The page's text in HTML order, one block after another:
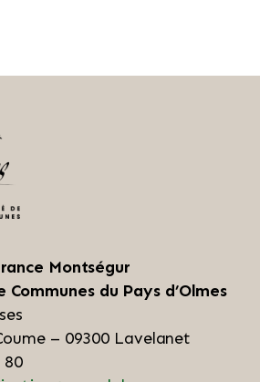
Montségur
Communes du Pays d’Olmes
– 09300 Lavelanet
80